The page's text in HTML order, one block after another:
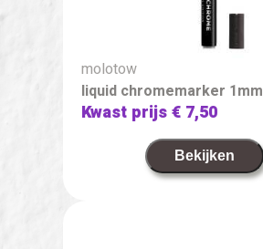
molotow
liquid chromemarker 1mm
Kwast prijs€ 7,50
Bekijken